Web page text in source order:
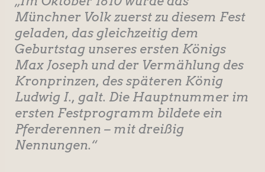
Münchner Volk zuerst zu diesem Fest
geladen, das gleichzeitig dem
Geburtstag unseres ersten Königs
Max Joseph und der Vermählung des
Kronprinzen, des späteren König
Ludwig I., galt. Die Hauptnummer im
ersten Festprogramm bildete ein
Pferderennen – mit dreißig
Nennungen.“